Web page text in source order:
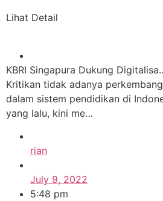
Lihat Detail
KBRI Singapura Dukung
Kritikan tidak adanya
dalam sistem pendidikan di
yang lalu, kini me…
rian
July 9, 2022
5:48 pm